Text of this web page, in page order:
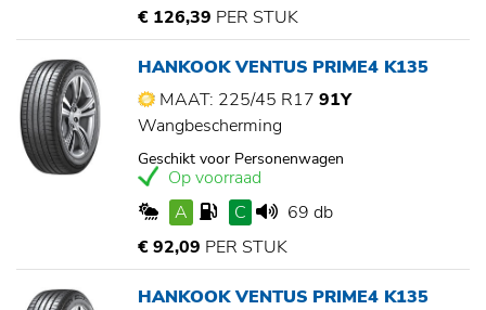
€ 126,39 PER STUK
HANKOOK VENTUS PRIME4 K135
MAAT: 225/45 R17 91Y
Wangbescherming
Geschikt voor Personenwagen
Op voorraad
A
C
69 db
€ 92,09 PER STUK
HANKOOK VENTUS PRIME4 K135